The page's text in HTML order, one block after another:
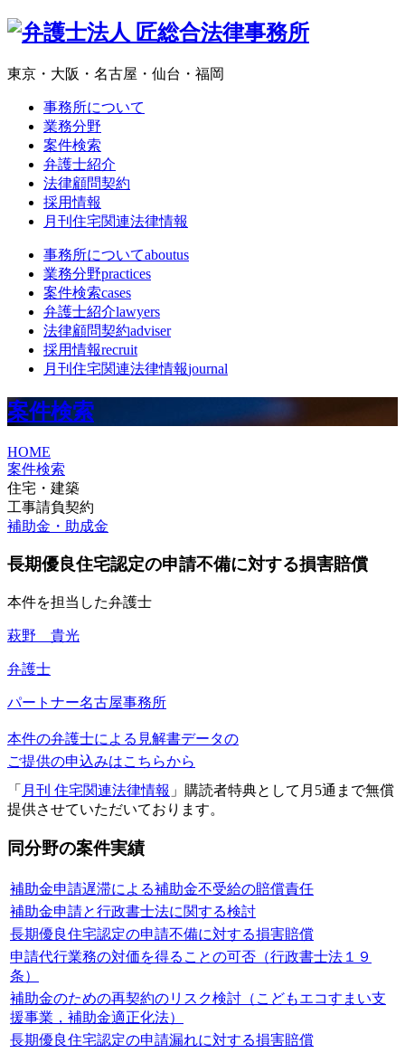
東京・大阪・名古屋・仙台・福岡
事務所について
業務分野
案件検索
弁護士紹介
法律顧問契約
採用情報
月刊住宅関連法律情報
事務所についてaboutus
業務分野practices
案件検索cases
弁護士紹介lawyers
法律顧問契約adviser
採用情報recruit
月刊住宅関連法律情報journal
案件検索
HOME
案件検索
住宅・建築
工事請負契約
補助金・助成金
長期優良住宅認定の申請不備に対する損害賠償
本件を担当した弁護士
萩野 貴光
弁護士
パートナー名古屋事務所
本件の弁護士による見解書データの
ご提供の申込みはこちらから
「 月刊 住宅関連法律情報 」購読者特典として月5通まで無償
提供させていただいております。
同分野の案件実績
補助金申請遅滞による補助金不受給の賠償責任
補助金申請と行政書士法に関する検討
長期優良住宅認定の申請不備に対する損害賠償
申請代行業務の対価を得ることの可否（行政書士法１９
条）
補助金のための再契約のリスク検討（こどもエコすまい支
援事業，補助金適正化法）
長期優良住宅認定の申請漏れに対する損害賠償